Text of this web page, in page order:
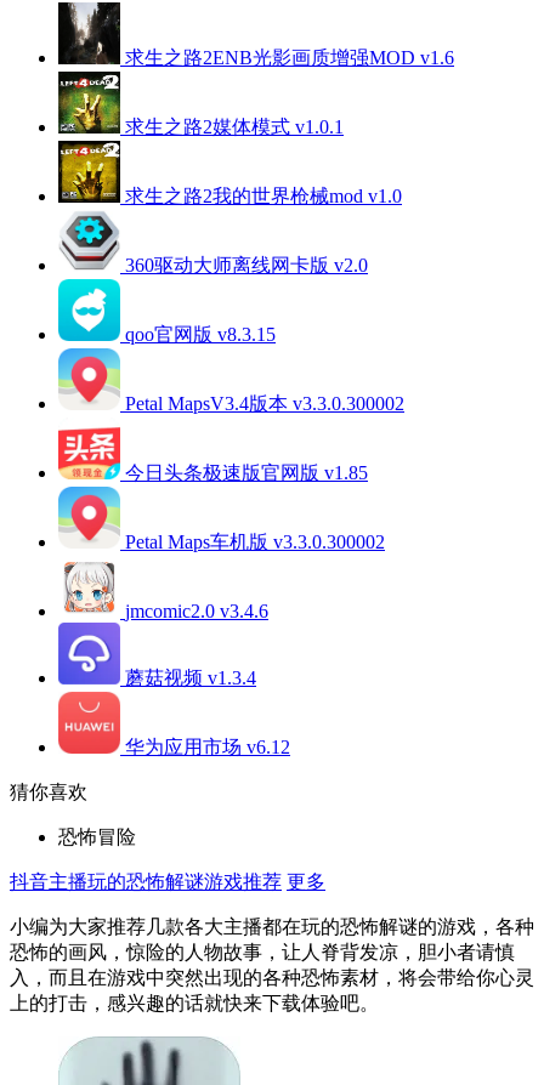
求生之路2ENB光影画质增强MOD v1.6
求生之路2媒体模式 v1.0.1
求生之路2我的世界枪械mod v1.0
360驱动大师离线网卡版 v2.0
qoo官网版 v8.3.15
Petal MapsV3.4版本 v3.3.0.300002
今日头条极速版官网版 v1.85
Petal Maps车机版 v3.3.0.300002
jmcomic2.0 v3.4.6
蘑菇视频 v1.3.4
华为应用市场 v6.12
猜你喜欢
恐怖冒险
抖音主播玩的恐怖解谜游戏推荐 更多
小编为大家推荐几款各大主播都在玩的恐怖解谜的游戏，各种
恐怖的画风，惊险的人物故事，让人脊背发凉，胆小者请慎
入，而且在游戏中突然出现的各种恐怖素材，将会带给你心灵
上的打击，感兴趣的话就快来下载体验吧。